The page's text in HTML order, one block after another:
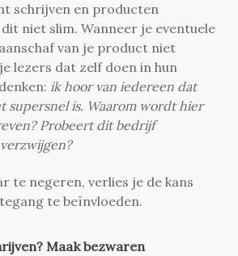
schrijven en producten
niet slim. Wanneer je eventuele
van je product niet
lezers dat zelf doen in hun
ik hoor van iedereen dat
supersnel is. Waarom wordt hier
Probeert dit bedrijf
te negeren, verlies je de kans
te beïnvloeden.
Maak bezwaren